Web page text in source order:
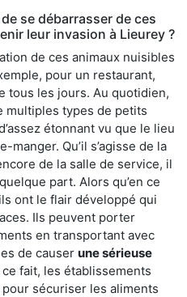
se débarrasser de ces
leur invasion à Lieurey ?
de ces animaux nuisibles
pour un restaurant,
tous les jours. Au quotidien,
multiples types de petits
étonnant vu que le lieu
Qu’il s’agisse de la
de la salle de service, il
part. Alors qu’en ce
ont le flair développé qui
Ils peuvent porter
en transportant avec
de causer une sérieuse
ce fait, les établissements
sécuriser les aliments